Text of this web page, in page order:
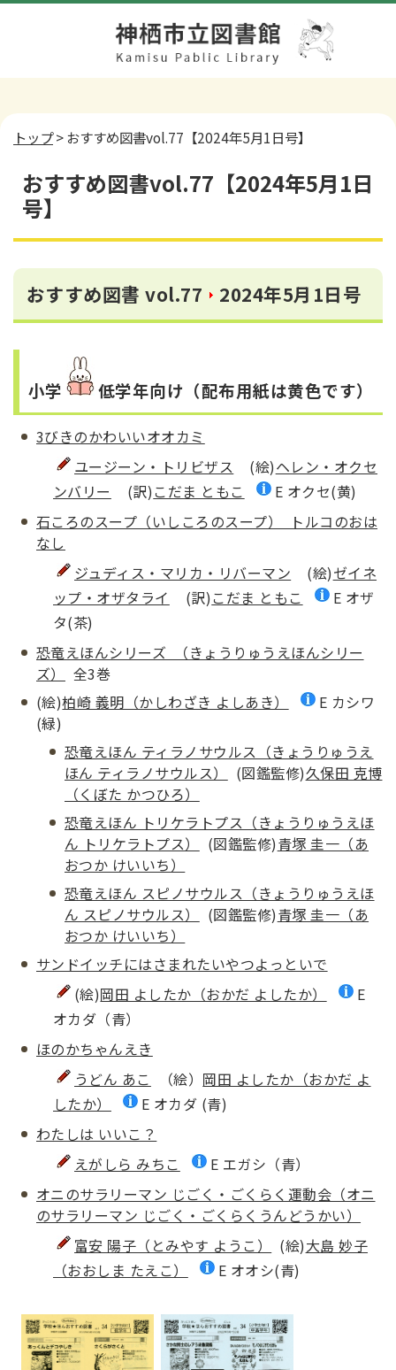
トップ> おすすめ図書vol.77【2024年5月1日号】
おすすめ図書vol.77【2024年5月1日
号】
おすすめ図書 vol.77 2024年5月1日号
小学 低学年向け（配布用紙は黄色です）
3びきのかわいいオオカミ
ユージーン・トリビザス (絵)ヘレン・オクセ
ンバリー
(訳)こだま ともこ
E オクセ(黄)
石ころのスープ（いしころのスープ） トルコのおは
なし
ジュディス・マリカ・リバーマン (絵)ゼイネ
ップ・オザタライ
(訳)こだま ともこ
E オザ
タ(茶)
恐竜えほんシリーズ （きょうりゅうえほんシリー
ズ）
全3巻
(絵)柏崎 義明（かしわざき よしあき）
E カシワ
(緑)
恐竜えほん ティラノサウルス（きょうりゅうえ
ほん ティラノサウルス）
(図鑑監修)久保田 克博
（くぼた かつひろ）
恐竜えほん トリケラトプス（きょうりゅうえほ
ん トリケラトプス）
(図鑑監修)青塚 圭一（あ
おつか けいいち）
恐竜えほん スピノサウルス（きょうりゅうえほ
ん スピノサウルス）
(図鑑監修)青塚 圭一（あ
おつか けいいち）
サンドイッチにはさまれたいやつよっといで
(絵)岡田 よしたか（おかだ よしたか）
E
オカダ（青）
ほのかちゃんえき
うどん あこ
（絵） 岡田 よしたか（おかだ よ
したか）
E オカダ (青)
わたしは いいこ？
えがしら みちこ
E エガシ（青）
オニのサラリーマン じごく・ごくらく運動会（オニ
のサラリーマン じごく・ごくらくうんどうかい）
富安 陽子（とみやす ようこ）
(絵)大島 妙子
（おおしま たえこ）
E オオシ(青)